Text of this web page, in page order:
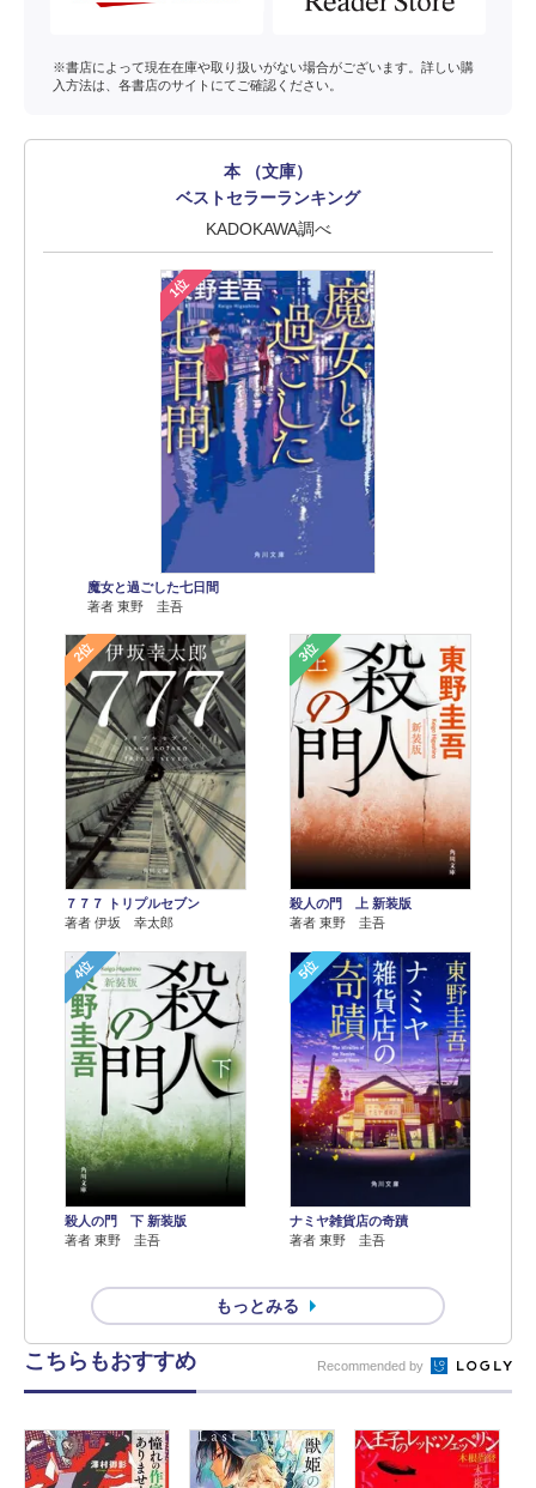
※書店によって現在在庫や取り扱いがない場合がございます。詳しい購
入方法は、各書店のサイトにてご確認ください。
本 （文庫）
ベストセラーランキング
KADOKAWA調べ
1位
魔女と過ごした七日間
著者 東野 圭吾
2位
７７７ トリプルセブン
著者 伊坂 幸太郎
3位
殺人の門 上 新装版
著者 東野 圭吾
4位
殺人の門 下 新装版
著者 東野 圭吾
5位
ナミヤ雑貨店の奇蹟
著者 東野 圭吾
もっとみる
こちらもおすすめ Recommended by